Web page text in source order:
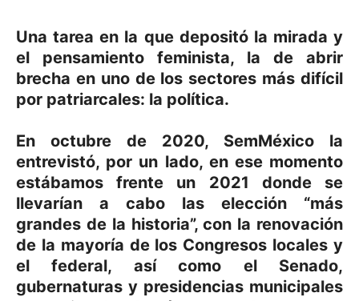
Una tarea en la que depositó la mirada y
el pensamiento feminista, la de abrir
brecha en uno de los sectores más difícil
por patriarcales: la política.
En octubre de 2020, SemMéxico la
entrevistó, por un lado, en ese momento
estábamos frente un 2021 donde se
llevarían a cabo las elección “más
grandes de la historia”, con la renovación
de la mayoría de los Congresos locales y
el federal, así como el Senado,
gubernaturas y presidencias municipales